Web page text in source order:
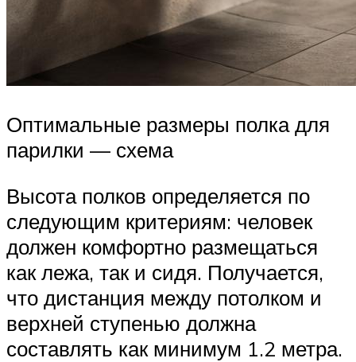
Оптимальные размеры полка для
парилки — схема
Высота полков определяется по
следующим критериям: человек
должен комфортно размещаться
как лежа, так и сидя. Получается,
что дистанция между потолком и
верхней ступенью должна
составлять как минимум 1.2 метра.